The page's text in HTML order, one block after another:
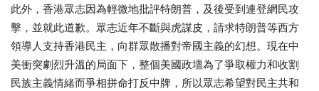
此外，香港眾志因為輕微地批評特朗普，及後受到連登網民攻
擊， 並就此道歉。眾志近年不斷與虎謀皮， 請求特朗普等西方
領導人支持香港民主， 向群眾散播對帝國主義的幻想。現在中
美衝突劇烈升溫的局面下， 整個美國政壇為了爭取權力和收割
民族主義情緒而爭相拼命打反中牌 ，所以眾志希望對民主共和